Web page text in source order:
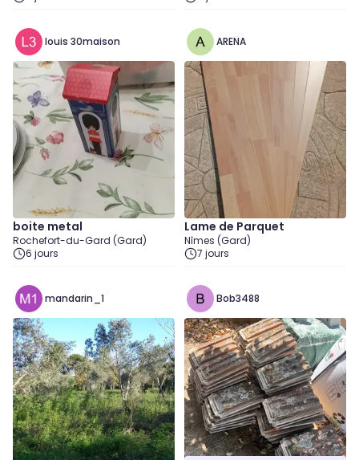
louis 30maison
boite metal
Rochefort-du-Gard (Gard)
6 jours
ARENA
Lame de Parquet
Nîmes (Gard)
7 jours
mandarin_1 Bob3488